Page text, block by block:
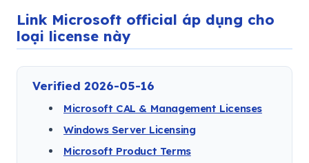
Link Microsoft official áp dụng cho
loại license này
Verified 2026-05-16
Microsoft CAL & Management Licenses
Windows Server Licensing
Microsoft Product Terms